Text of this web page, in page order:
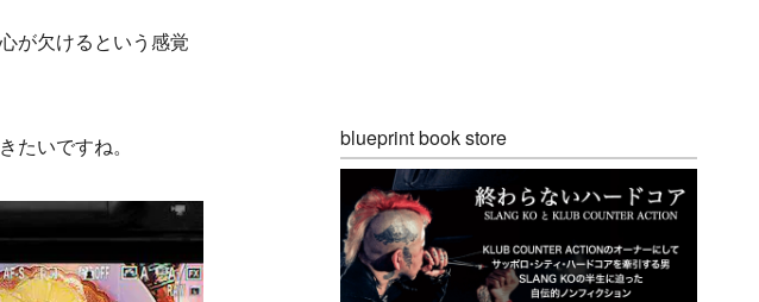
が欠けるという感覚
いですね。 blueprint book store